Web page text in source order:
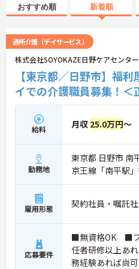
おすすめ順 新着順
通所介護（デイサービス）
株式会社SOYOKAZE日野ケアセンタ
【東京都／日野市】福
イでの介護職員募集！＜
給料 月収 25.0万円～
勤務地
東京都 日野市 南
京王線「南平駅
雇用形態 契約社員・嘱託
応募要件
■無資格OK ■ブ
任者研修以上あ
務経験あれば尚可